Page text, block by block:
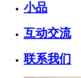
小品
互动交流
联系我们